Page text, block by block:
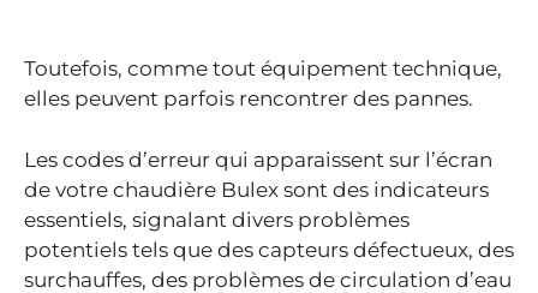
Toutefois, comme tout équipement technique,
elles peuvent parfois rencontrer des pannes.
Les codes d’erreur qui apparaissent sur l’écran
de votre chaudière Bulex sont des indicateurs
essentiels, signalant divers problèmes
potentiels tels que des capteurs défectueux, des
surchauffes, des problèmes de circulation d’eau